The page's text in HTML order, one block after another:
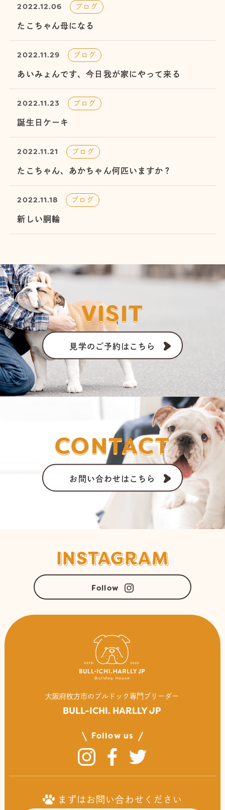
2022.12.06 ブログ
たこちゃん母になる
2022.11.29 ブログ
あいみょんです、今日我が家にやって来る
2022.11.23 ブログ
誕生日ケーキ
2022.11.21 ブログ
たこちゃん、あかちゃん何匹いますか？
2022.11.18 ブログ
新しい胴輪
VISIT
見学のご予約はこちら
CONTACT
お問い合わせはこちら
INSTAGRAM
Follow
⼤阪府枚⽅市のブルドック専⾨ブリーダー
BULL-ICHI. HARLLY JP
Follow us
まずはお問い合わせください